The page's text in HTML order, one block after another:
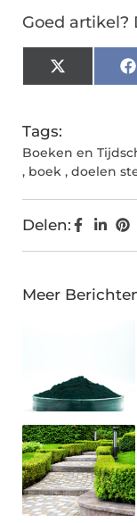
Goed artikel?
X
(Twitter)
Tags:
Boeken en
, boek , doelen
Delen:
Meer